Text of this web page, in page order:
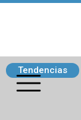
Tendencias